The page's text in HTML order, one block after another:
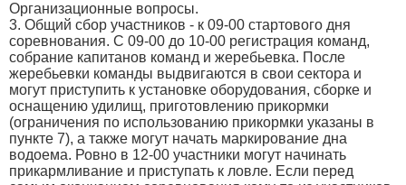
Организационные вопросы.
3. Общий сбор участников - к 09-00 стартового дня
соревнования. С 09-00 до 10-00 регистрация команд,
собрание капитанов команд и жеребьевка. После
жеребьевки команды выдвигаются в свои сектора и
могут приступить к установке оборудования, сборке и
оснащению удилищ, приготовлению прикормки
(ограничения по использованию прикормки указаны в
пункте 7), а также могут начать маркирование дна
водоема. Ровно в 12-00 участники могут начинать
прикармливание и приступать к ловле. Если перед